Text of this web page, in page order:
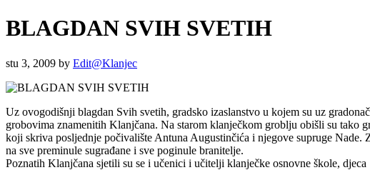
BLAGDAN SVIH SVETIH
stu 3, 2009 by Edit@Klanjec
Uz ovogodišnji blagdan Svih svetih, gradsko izaslanstvo u kojem su uz
grobovima znamenitih Klanjčana. Na starom klanječkom groblju obišli su tako
koji skriva posljednje počivalište Antuna Augustinčića i njegove supruge
na sve preminule sugrađane i sve poginule branitelje.
Poznatih Klanjčana sjetili su se i učenici i učitelji klanječke osnovne škole,